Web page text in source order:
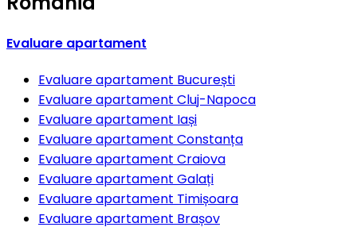
Evaluare apartament
Evaluare apartament București
Evaluare apartament Cluj-Napoca
Evaluare apartament Iași
Evaluare apartament Constanța
Evaluare apartament Craiova
Evaluare apartament Galați
Evaluare apartament Timișoara
Evaluare apartament Brașov